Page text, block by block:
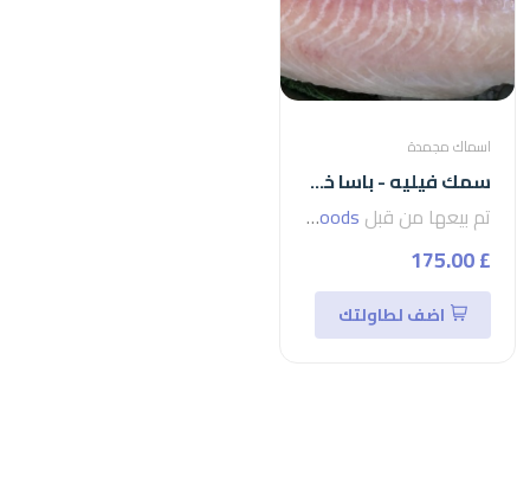
اسماك مجمدة
سمك فيليه - باسا خمسات اعلى تصفية فيتنامي
تم بيعها من قبل seven foods
£ 175.00
اضف لطاولتك